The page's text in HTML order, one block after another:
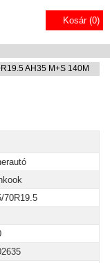
Kosár (0)
AH35 M+S 140M
70R19.5